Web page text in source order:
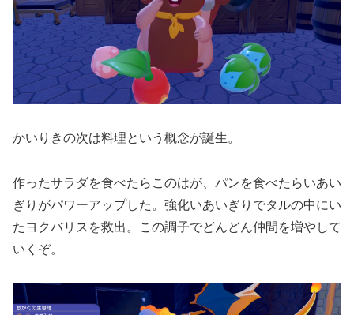
かいりきの次は料理という概念が誕生。
作ったサラダを食べたらこのはが、パンを食べたらいあい
ぎりがパワーアップした。強化いあいぎりでタルの中にい
たヨクバリスを救出。この調子でどんどん仲間を増やして
いくぞ。